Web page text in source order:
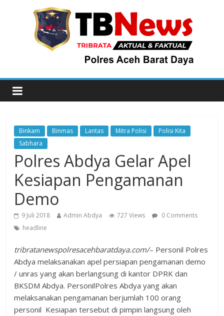
Binkam Binmas Lantas Mitra Polisi
Polisi Kita
Sabhara
Polres Abdya Gelar Apel
Kesiapan Pengamanan
Demo
9 Juli 2018 Admin Abdya 727 Views
0 Comments
headline
tribratanewspolresacehbaratdaya.com/– Personil Polres
Abdya melaksanakan apel persiapan pengamanan demo
/ unras yang akan berlangsung di kantor DPRK dan
BKSDM Abdya. PersonilPolres Abdya yang akan
melaksanakan pengamanan berjumlah 100 orang
personil Kesiapan tersebut di pimpin langsung oleh